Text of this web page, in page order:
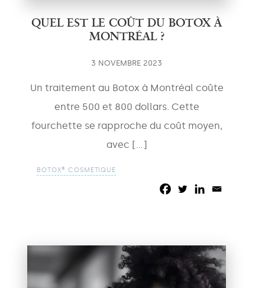
QUEL EST LE COÛT DU BOTOX À
MONTRÉAL ?
3 NOVEMBRE 2023
Un traitement au Botox à Montréal coûte
entre 500 et 800 dollars. Cette
fourchette se rapproche du coût moyen,
avec […]
BOTOX® COSMETIQUE